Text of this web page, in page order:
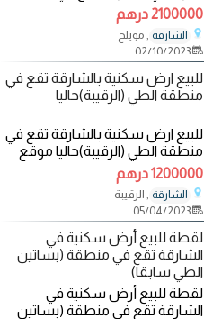
مويلح تجارية معسكر الفلاح سابقا
2100000 درهم
الشارقة , مويلح
02/10/2023
للبيع ارض سكنية بالشارقة تقع في
منطقة الطي (الرقيبة)حاليا
للبيع ارض سكنية بالشارقة تقع في
منطقة الطي (الرقيبة)حاليا موقع
مميز زاوية 3شوارع خلف مسجد
1200000 درهم
الشارقة , الرقيبة
05/04/2023
لقطة للبيع أرض سكنية في
الشارقة تقع في منطقة (بساتين
الطي سابقا)
لقطة للبيع أرض سكنية في
الشارقة تقع في منطقة (بساتين